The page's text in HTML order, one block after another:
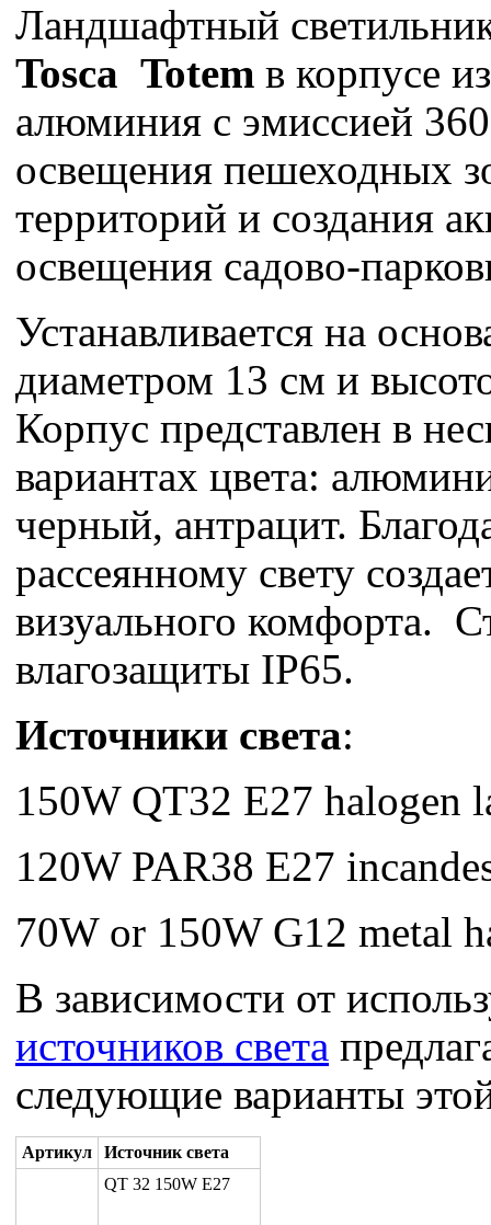
Ландшафтный
Tosca Totem в корпусе
алюминия c эмиссией
освещения пешеходных
территорий и создания
освещения садово-
Устанавливается на
диаметром 13 см и
Корпус представлен в
вариантах цвета:
черный, антрацит.
рассеянному свету
визуального комфорта.
влагозащиты IP65.
Источники света:
150W QT32 E27 halogen
120W PAR38 E27
70W or 150W G12 metal
В зависимости от
источников света
следующие варианты
Артикул
Источник света
QT 32 150W E27